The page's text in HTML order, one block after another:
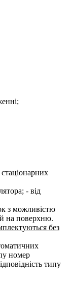
- від
з можливістю
на поверхню.
без
номер
типу